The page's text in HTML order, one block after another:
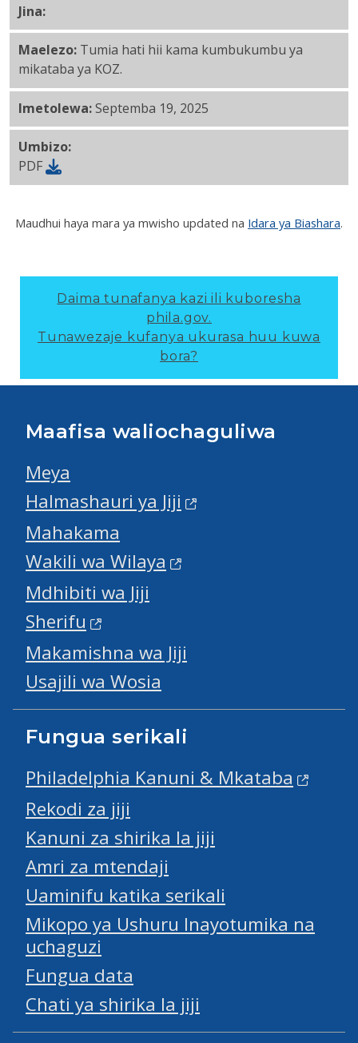
Jina:Keystone Fursa Kanda sampuli makubaliano PDF
Maelezo: Tumia hati hii kama kumbukumbu ya
mikataba ya KOZ.
Imetolewa:Septemba 19, 2025
Umbizo:
PDF
Maudhui haya mara ya mwisho updated na Idara ya Biashara.
Daima tunafanya kazi ili kuboresha
phila.gov.
Tunawezaje kufanya ukurasa huu kuwa
bora?
Maafisa waliochaguliwa
Meya
Halmashauri ya Jiji
Mahakama
Wakili wa Wilaya
Mdhibiti wa Jiji
Sherifu
Makamishna wa Jiji
Usajili wa Wosia
Fungua serikali
Philadelphia Kanuni & Mkataba
Rekodi za jiji
Kanuni za shirika la jiji
Amri za mtendaji
Uaminifu katika serikali
Mikopo ya Ushuru Inayotumika na
uchaguzi
Fungua data
Chati ya shirika la jiji